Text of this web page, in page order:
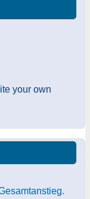
your own